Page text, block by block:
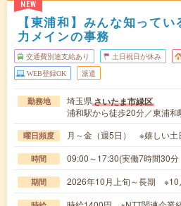
NEW
【東浦和】みんな知って
力メインの事務
交通費別途支給あり 土日祝日が休み
WEB登録OK 派遣
勤務地 埼玉県さいたま市緑区
浦和駅から徒歩20分／東浦
曜日頻度 月～金（週5日） ※嬉しい土
時間 09:00～17:30(実働7時間30
期間 2026年10月上旬～長期 ※10